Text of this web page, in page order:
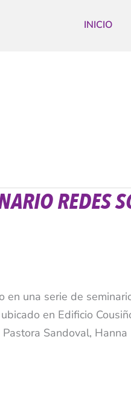
INICIO
REDES
una serie de
en Edificio
Sandoval,